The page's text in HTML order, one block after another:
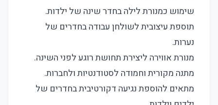
שימוש כמנורת לילה בחדר שינה של ילדות.
תוספת עיצובית לשולחן עבודה בחדרים של
נערות.
מנורת אווירה ליצירת תחושת רוגע לפני השינה.
מתנה מקורית וחמודה לסטודנטיות ולחברות.
מתאים להוספת נגיעה דקורטיבית בחדרים של